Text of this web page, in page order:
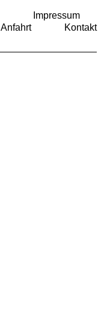
Impressum
Anfahrt
Kontakt